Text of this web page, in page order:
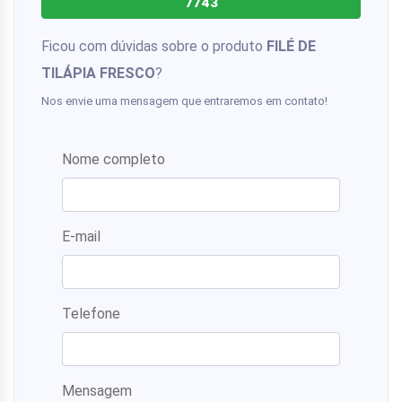
Ficou com dúvidas sobre o produto FILÉ DE
TILÁPIA FRESCO?
Nos envie uma mensagem que entraremos em contato!
Nome completo
E-mail
Telefone
Mensagem